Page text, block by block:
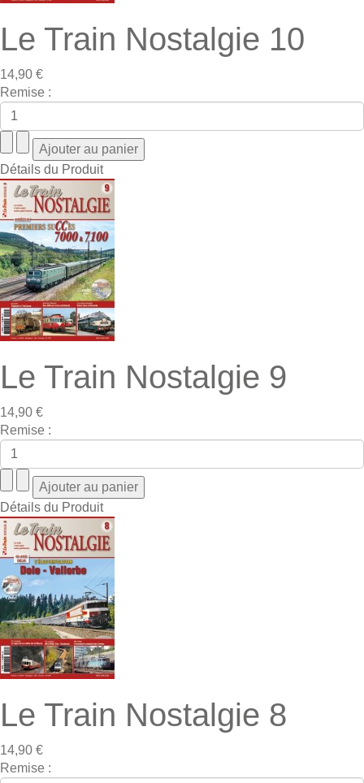
Le Train Nostalgie 10
14,90 €
Remise :
Détails du Produit
Le Train Nostalgie 9
14,90 €
Remise :
Détails du Produit
Le Train Nostalgie 8
14,90 €
Remise :